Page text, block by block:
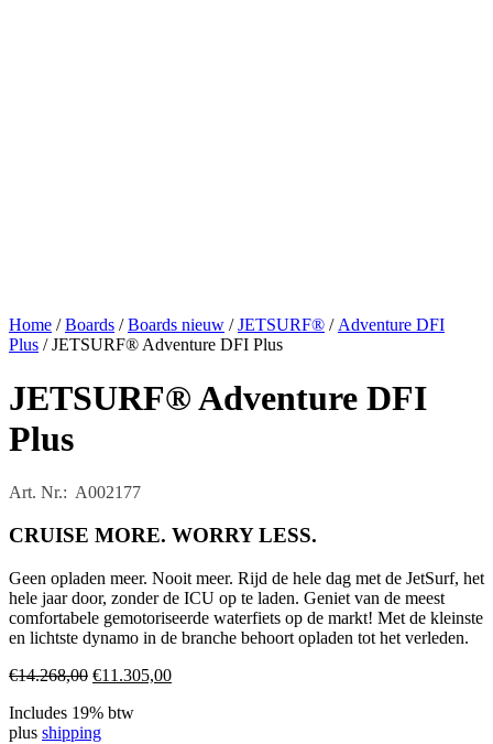
Home /Boards /Boards nieuw /JETSURF® / Adventure DFI
Plus / JETSURF® Adventure DFI Plus
JETSURF® Adventure DFI
Plus
Art. Nr.: A002177
CRUISE MORE. WORRY LESS.
Geen opladen meer. Nooit meer. Rijd de hele dag met de JetSurf, het
hele jaar door, zonder de ICU op te laden. Geniet van de meest
comfortabele gemotoriseerde waterfiets op de markt! Met de kleinste
en lichtste dynamo in de branche behoort opladen tot het verleden.
€14.268,00 Oorspronkelijke
was:
€14.268,00.
€11.305,00Huidige
Includes 19% btw
plus shipping